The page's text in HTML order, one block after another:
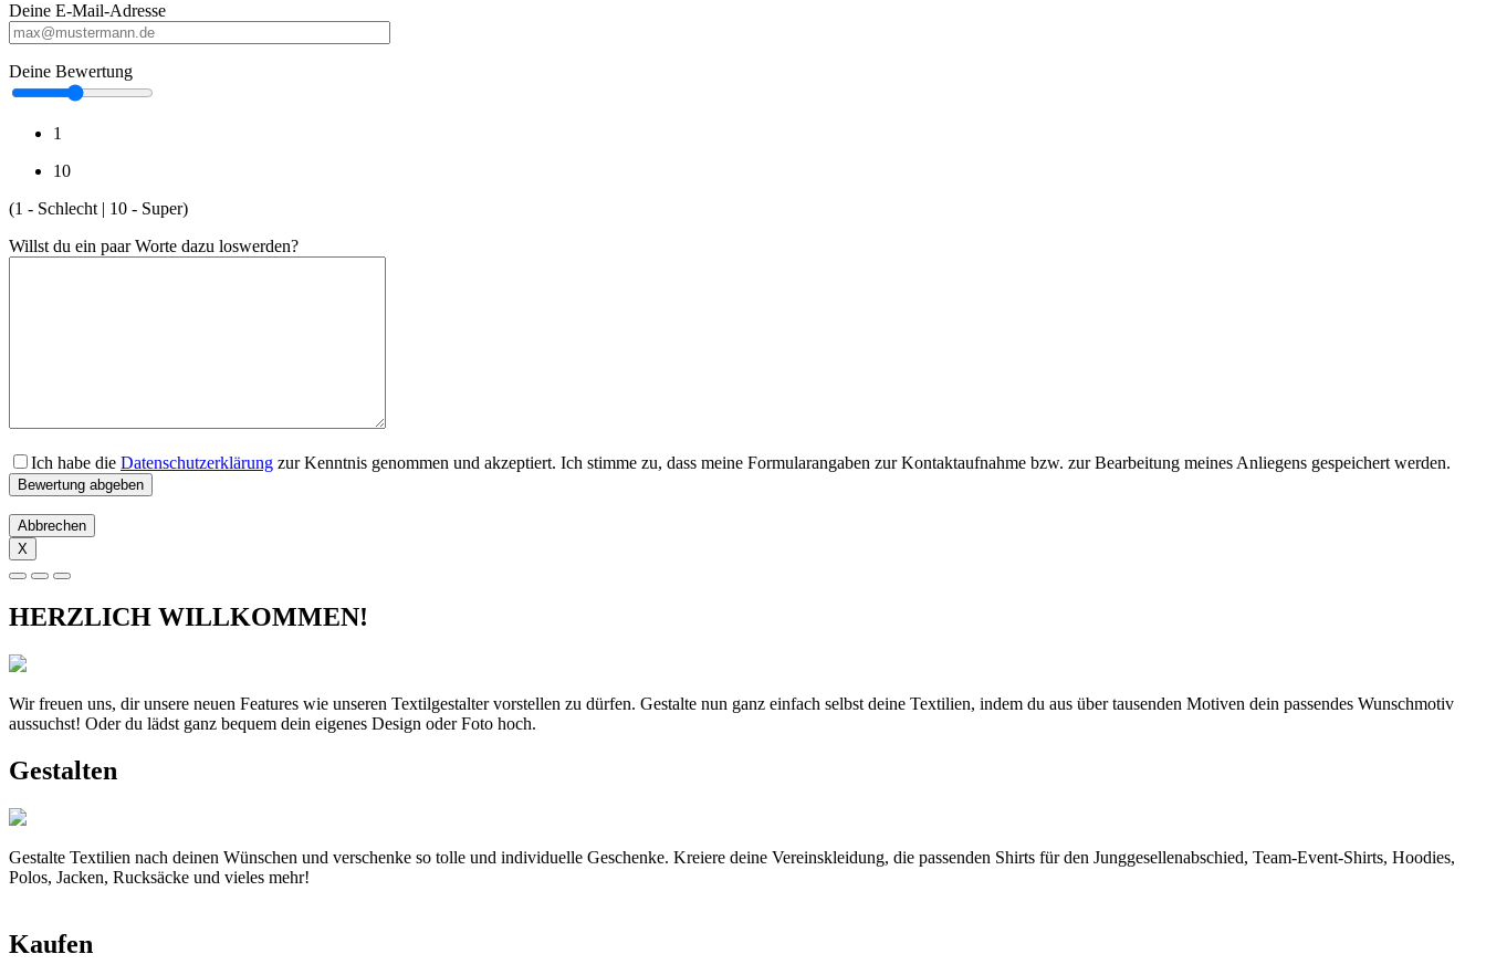
Deine E-Mail-Adresse
Deine Bewertung
1
10
(1 - Schlecht | 10 - Super)
Willst du ein paar Worte dazu loswerden?
Ich habe die Datenschutzerklärung zur Kenntnis genommen und akzeptiert. Ich stimme zu, dass meine Formularangaben zur Kontaktaufnahme bzw. zur Bearbeitung meines Anliegens gespeichert werden.
Abbrechen
X
HERZLICH WILLKOMMEN!
Wir freuen uns, dir unsere neuen Features wie unseren Textilgestalter vorstellen zu dürfen. Gestalte nun ganz einfach selbst deine Textilien, indem du aus über tausenden Motiven dein passendes Wunschmotiv
aussuchst! Oder du lädst ganz bequem dein eigenes Design oder Foto hoch.
Gestalten
Gestalte Textilien nach deinen Wünschen und verschenke so tolle und individuelle Geschenke. Kreiere deine Vereinskleidung, die passenden Shirts für den Junggesellenabschied, Team-Event-Shirts, Hoodies,
Polos, Jacken, Rucksäcke und vieles mehr!
Kaufen